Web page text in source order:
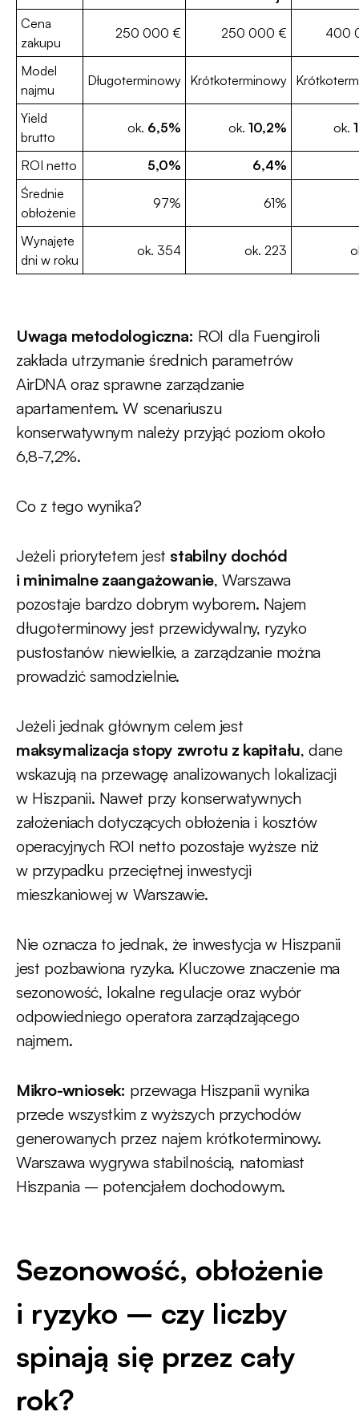
Cena
zakupu
250 000 € 250 000 € 400
Model
najmu
Długoterminowy Krótkoterminowy
Yield
brutto
ok. 6,5% ok. 10,2% ok.
ROI netto 5,0% 6,4%
Średnie
obłożenie
97% 61%
Wynajęte
dni w roku
ok. 354 ok. 223
Uwaga metodologiczna: ROI dla Fuengiroli
zakłada utrzymanie średnich parametrów
AirDNA oraz sprawne zarządzanie
apartamentem. W scenariuszu
konserwatywnym należy przyjąć poziom około
6,8-7,2%.
Co z tego wynika?
Jeżeli priorytetem jest stabilny dochód
i minimalne zaangażowanie, Warszawa
pozostaje bardzo dobrym wyborem. Najem
długoterminowy jest przewidywalny, ryzyko
pustostanów niewielkie, a zarządzanie można
prowadzić samodzielnie.
Jeżeli jednak głównym celem jest
maksymalizacja stopy zwrotu z kapitału, dane
wskazują na przewagę analizowanych lokalizacji
w Hiszpanii. Nawet przy konserwatywnych
założeniach dotyczących obłożenia i kosztów
operacyjnych ROI netto pozostaje wyższe niż
w przypadku przeciętnej inwestycji
mieszkaniowej w Warszawie.
Nie oznacza to jednak, że inwestycja w Hiszpanii
jest pozbawiona ryzyka. Kluczowe znaczenie ma
sezonowość, lokalne regulacje oraz wybór
odpowiedniego operatora zarządzającego
najmem.
Mikro-wniosek: przewaga Hiszpanii wynika
przede wszystkim z wyższych przychodów
generowanych przez najem krótkoterminowy.
Warszawa wygrywa stabilnością, natomiast
Hiszpania – potencjałem dochodowym.
Sezonowość, obłożenie
i ryzyko – czy liczby
spinają się przez cały
rok?